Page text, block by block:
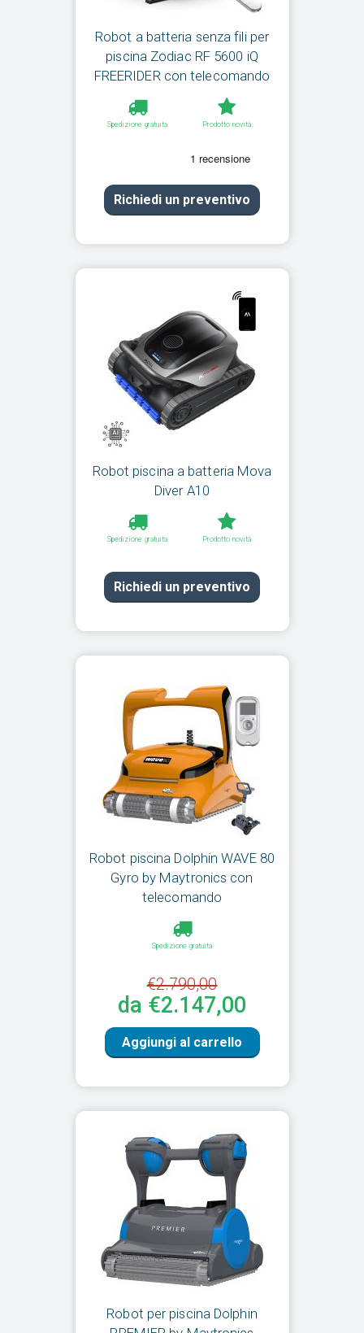
Robot a batteria senza fili per
piscina Zodiac RF 5600 iQ
FREERIDER con telecomando
Spedizione gratuita Prodotto novità
Richiedi un preventivo
Robot piscina a batteria Mova
Diver A10
Spedizione gratuita Prodotto novità
Richiedi un preventivo
Robot piscina Dolphin WAVE 80
Gyro by Maytronics con
telecomando
Spedizione gratuita
€2.790,00
da €2.147,00
Aggiungi al carrello
Robot per piscina Dolphin